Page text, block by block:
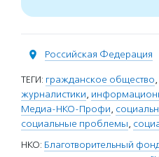
Российская Федерация
ТЕГИ: гражданское общество,
журналистики,
Медиа-НКО-Профи,
социальные проблемы,
НКО: Благотворительный